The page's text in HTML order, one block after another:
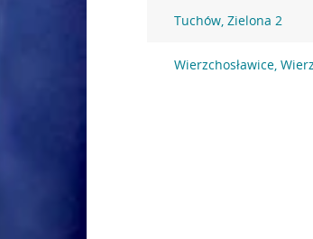
Tuchów, Zielona 2
Wierzchosławice,